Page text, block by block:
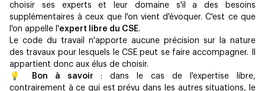
choisir ses experts et leur domaine s'il a des besoins
supplémentaires à ceux que l'on vient d'évoquer. C'est ce que
l'on appelle l'expert libre du CSE.
Le code du travail n'apporte aucune précision sur la nature
des travaux pour lesquels le CSE peut se faire accompagner. Il
appartient donc aux élus de choisir.
💡 Bon à savoir : dans le cas de l'expertise libre,
contrairement à ce qui est prévu dans les autres situations, le